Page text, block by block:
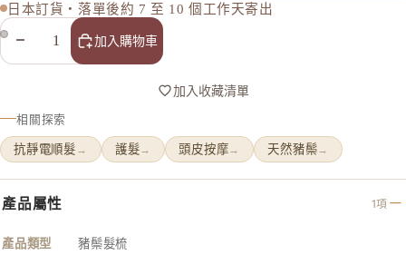
日本訂貨・落單後約 7 至 10 個工作天寄出
減少數量 增加數量
加入購物車
加入收藏清單
相關探索
抗靜電順髮 → 護髮→ 頭皮按摩→ 天然豬鬃→
產品屬性 1項
產品類型 豬鬃髮梳